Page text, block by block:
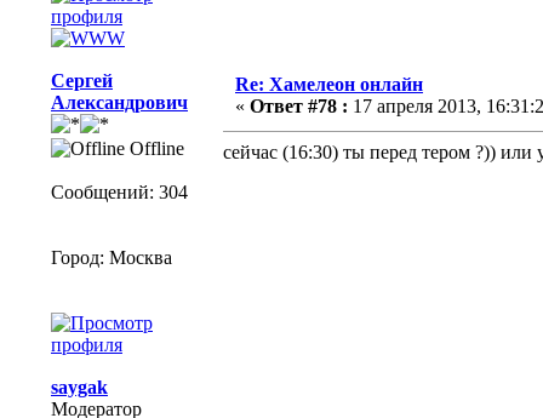
Сергей
Александрович
Offline
Сообщений: 304
Город: Москва
Re: Хамелеон онлайн
« Ответ #78 : 17 апреля 2013,
сейчас (16:30) ты перед тером ?))
saygak
Модератор